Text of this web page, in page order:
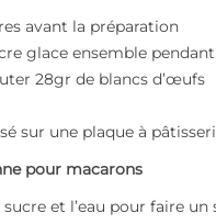
avant la préparation
glace ensemble
28gr de blancs d’œufs
sur une plaque à
pour macarons
et l’eau pour faire